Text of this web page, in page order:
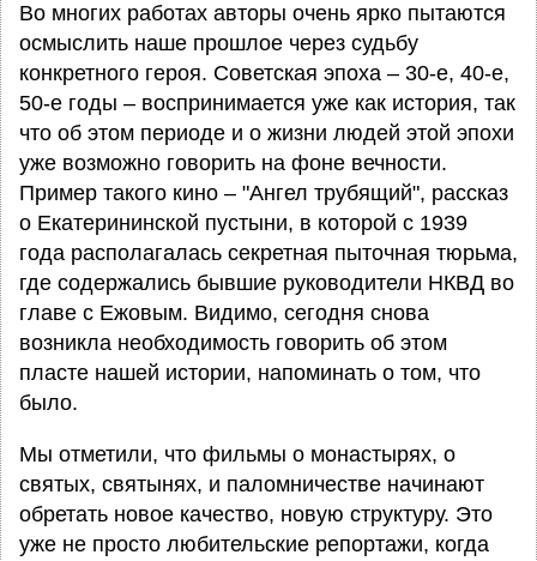
Во многих работах авторы очень ярко пытаются
осмыслить наше прошлое через судьбу
конкретного героя. Советская эпоха – 30-е, 40-е,
50-е годы – воспринимается уже как история, так
что об этом периоде и о жизни людей этой эпохи
уже возможно говорить на фоне вечности.
Пример такого кино – "Ангел трубящий", рассказ
о Екатерининской пустыни, в которой с 1939
года располагалась секретная пыточная тюрьма,
где содержались бывшие руководители НКВД во
главе с Ежовым. Видимо, сегодня снова
возникла необходимость говорить об этом
пласте нашей истории, напоминать о том, что
было.
Мы отметили, что фильмы о монастырях, о
святых, святынях, и паломничестве начинают
обретать новое качество, новую структуру. Это
уже не просто любительские репортажи, когда